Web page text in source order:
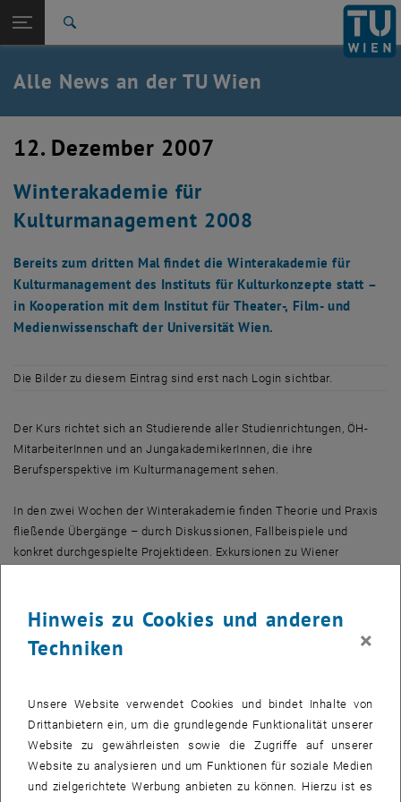
TU Login
Quicklinks
Quicklinks-Menü umschalten
Studium
Karriere
Zurück: Subseiten von TU Wien Startseite auflisten
Zurück zur letzten Ebene:
TU Wien Startseite
Übersicht
Alle News an der TU Wien
12. Dezember 2007
Winterakademie für
Kulturmanagement 2008
Bereits zum dritten Mal findet die Winterakademie für
Kulturmanagement des Instituts für Kulturkonzepte statt –
in Kooperation mit dem Institut für Theater-, Film- und
Medienwissenschaft der Universität Wien.
Die Bilder zu diesem Eintrag sind erst nach Login sichtbar.
Der Kurs richtet sich an Studierende aller Studienrichtungen, ÖH-
MitarbeiterInnen und an JungakademikerInnen, die ihre
Berufsperspektive im Kulturmanagement sehen.
In den zwei Wochen der Winterakademie finden Theorie und Praxis
fließende Übergänge – durch Diskussionen, Fallbeispiele und
konkret durchgespielte Projektideen. Exkursionen zu Wiener
Anhand des umfassenden Programms werden die TeilnehmerInnen
für die Jobsuche fit gemacht und ihnen die Grundlagen des
TERMINE
04. - 08. Februar 2008 »Modern Times«, Berufsziel Kultur:
Strategien für den Einstieg
18. - 22. Februar 2008 »Jungle Fever«, Projektorganisation und
Hinweis zu Cookies und anderen
Techniken
×
Unsere Website verwendet Cookies und bindet Inhalte von
Drittanbietern ein, um die grundlegende Funktionalität unserer
Website zu gewährleisten sowie die Zugriffe auf unserer
Website zu analysieren und um Funktionen für soziale Medien
und zielgerichtete Werbung anbieten zu können. Hierzu ist es